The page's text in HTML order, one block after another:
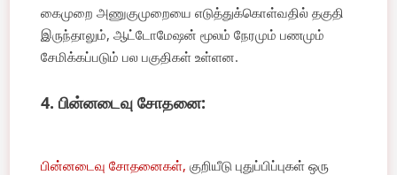
கைமுறை அணுகுமுறையை எடுத்துக்கொள்வதில் தகுதி
இருந்தாலும், ஆட்டோமேஷன் மூலம் நேரமும் பணமும்
சேமிக்கப்படும் பல பகுதிகள் உள்ளன.
4. பின்னடைவு சோதனை:
பின்னடைவு சோதனைகள், குறியீடு புதுப்பிப்புகள் ஒரு